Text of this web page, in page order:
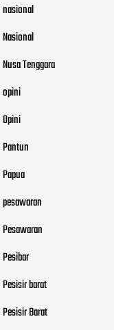
nasional
Nasional
Nusa Tenggara
opini
Opini
Pantun
Papua
pesawaran
Pesawaran
Pesibar
Pesisir barat
Pesisir Barat